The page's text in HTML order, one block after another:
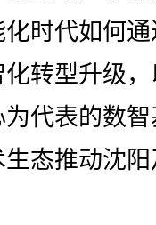
时代如何
转型升级
代表的数
态推动沈